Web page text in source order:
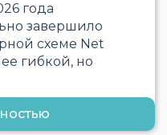
года
завершило
схеме Net
гибкой, но